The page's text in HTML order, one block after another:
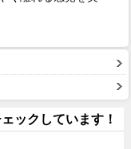
ックしています！